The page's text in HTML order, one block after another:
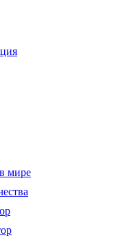
мире